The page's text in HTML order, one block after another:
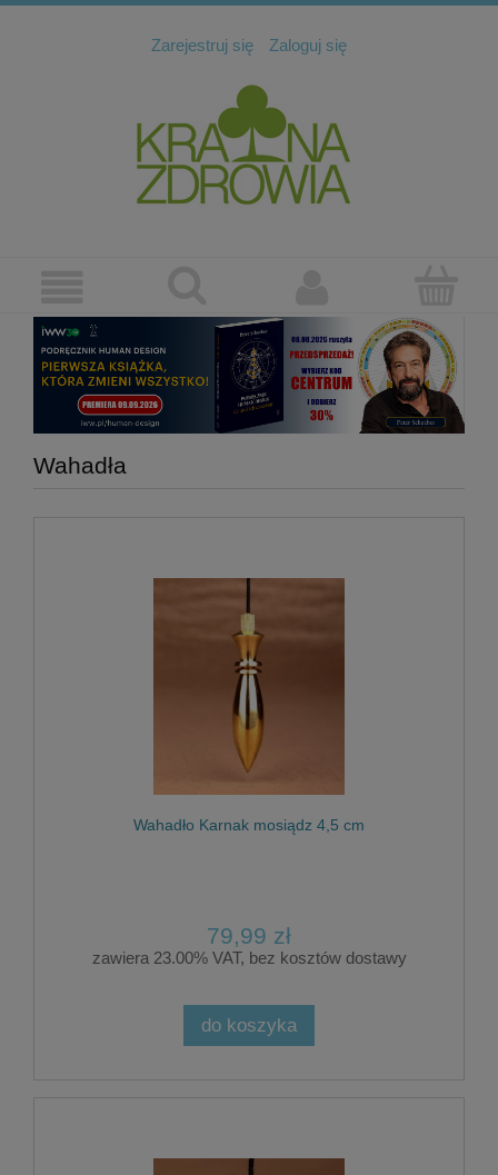
Zarejestruj się Zaloguj się
Wahadła
Wahadło Karnak mosiądz 4,5 cm
79,99 zł
zawiera 23.00% VAT, bez kosztów dostawy
do koszyka